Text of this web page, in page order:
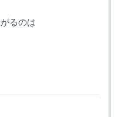
るのは